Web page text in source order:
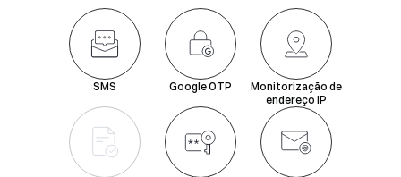
SMS Google OTP
Monitorização de
endereço IP